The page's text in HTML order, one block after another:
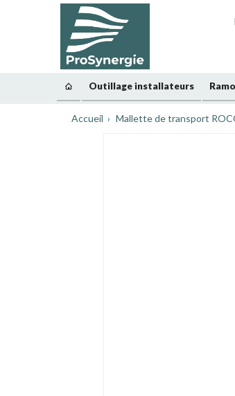
Outillage installateurs
Accueil Mallette de transport